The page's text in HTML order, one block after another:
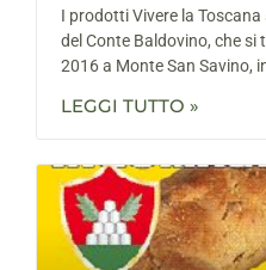
I prodotti Vivere la
del Conte Baldovino, che si
2016 a Monte San Savino,
LEGGI TUTTO »